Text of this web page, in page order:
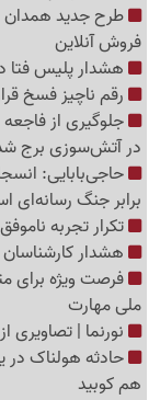
طرح جدید همدان
فروش آنلاین
هشدار پلیس فتا
رقم ناچیز فسخ
جلوگیری از
در آتش‌سوزی برج
حاجی‌بابایی:
برابر جنگ رسانه‌ای
تکرار تجربه
هشدار
ملی مهارت
نورنما | تصاویری
حادثه هولناک در
هم کوبید